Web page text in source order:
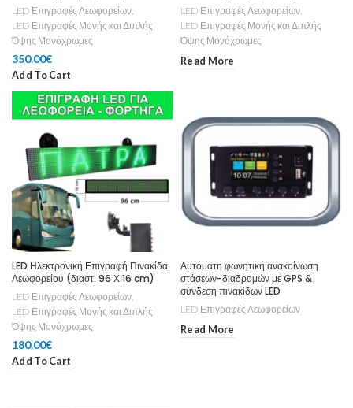
LED Επιγραφές Λεωφορείων,
LED Επιγραφές Μονής και Διπλής
Όψης Μονόχρωμες
350.00€
Add To Cart
LED Επιγραφές Λεωφορείων,
LED Επιγραφές Μονής και Διπλής
Όψης Μονόχρωμες
Read More
LED Ηλεκτρονική Επιγραφή Πινακίδα
Λεωφορείου (διαστ. 96 Χ 16 cm)
LED Επιγραφές Λεωφορείων,
LED Επιγραφές Μονής και Διπλής
Όψης Μονόχρωμες
180.00€
Add To Cart
Αυτόματη φωνητική ανακοίνωση
στάσεων-διαδρομών με GPS &
σύνδεση πινακίδων LED
LED Επιγραφές Λεωφορείων
Read More